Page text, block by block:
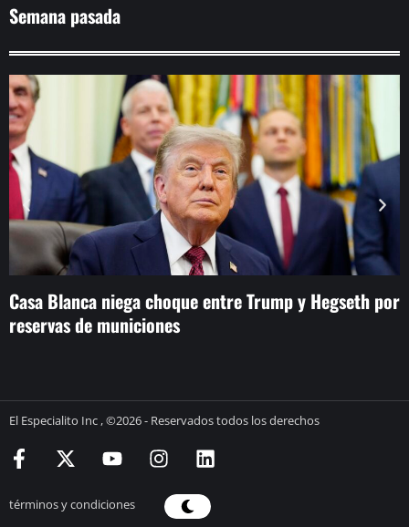
Semana pasada
Casa Blanca niega choque entre Trump y Hegseth por
reservas de municiones
El Especialito Inc , ©2026 - Reservados todos los derechos
términos y condiciones